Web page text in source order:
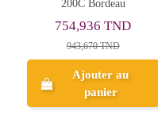
200C Bordeau
754,936 TND
943,670 TND
Ajouter au
panier